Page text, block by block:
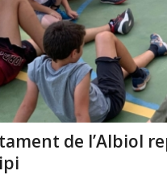
de l’Albiol